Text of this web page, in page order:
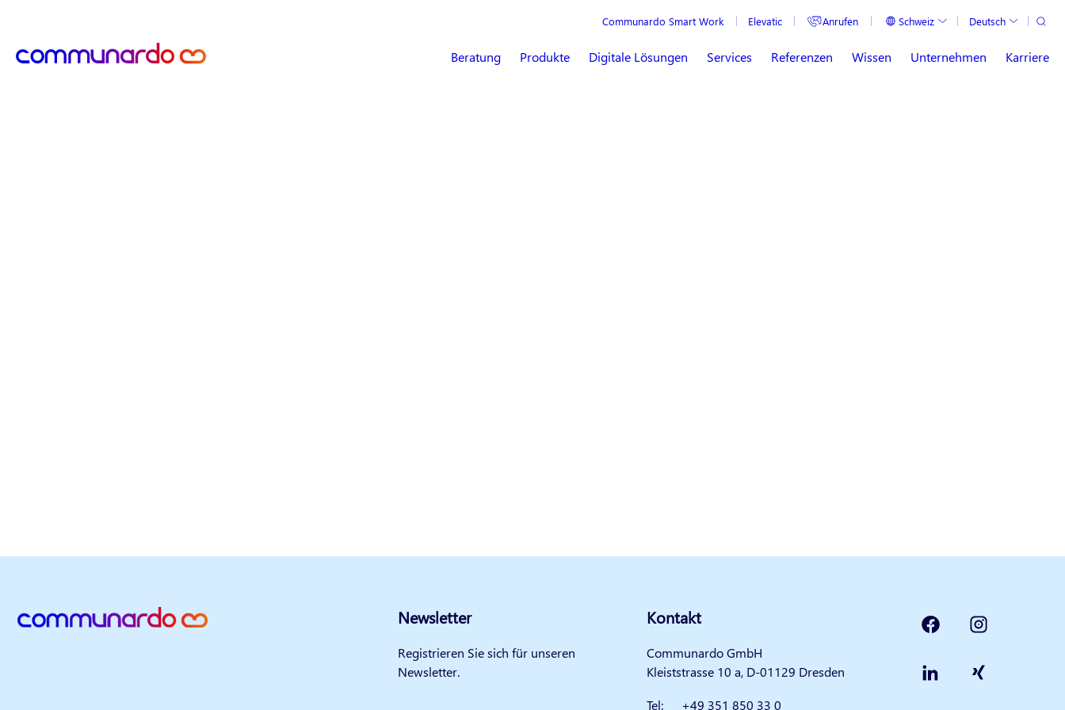
zurück zur Startseite
Communardo Smart Work Elevatic Anrufen Aktuelles Land
Schweiz Aktuelle Sprache
Deutsch Suche
Beratung Produkte Digitale Lösungen Services Referenzen Wissen Unternehmen Karriere
Kontakt
Communardo GmbH
Kleiststrasse 10 a, D-01129 Dresden
Tel:
+49 351 850 33 0
Newsletter
Registrieren Sie sich für unseren
Newsletter.